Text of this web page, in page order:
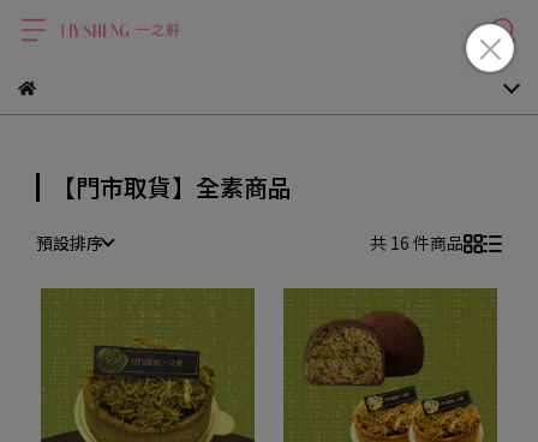
【門市取貨】全素商品
預設排序 共 16 件商品